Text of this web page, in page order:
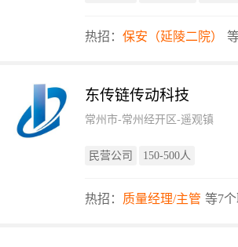
热招： 保安（延陵二院）
东传链传动科技
常州市-常州经开区-遥观镇
民营公司 150-500人
热招： 质量经理/主管 等7